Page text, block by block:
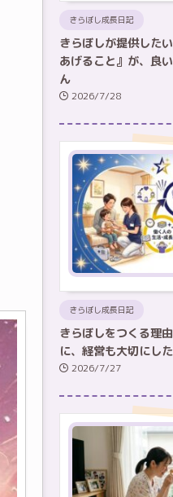
きらぼし成長日記
きらぼしが提供した
あげること』が、良
ん
2026/7/28
きらぼし成長日記
きらぼしをつくる理
に、経営も大切にし
2026/7/27